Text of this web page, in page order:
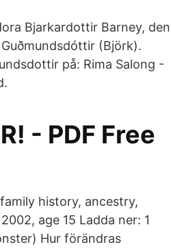
Bjarkardottir Barney, den
(Björk).
på: Rima Salong -
- PDF Free
history, ancestry,
age 15 Ladda ner: 1
Hur förändras